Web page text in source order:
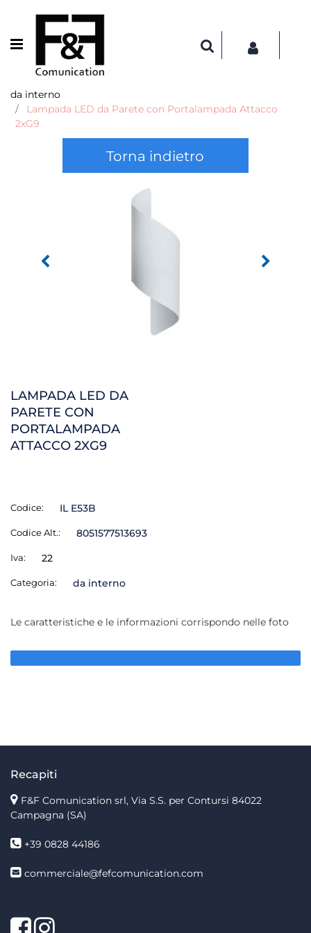
Open menu
da interno
Lampada LED da Parete con Portalampada Attacco
2xG9
Torna indietro
LAMPADA LED DA
PARETE CON
PORTALAMPADA
ATTACCO 2XG9
Codice: IL E53B
Codice Alt.: 8051577513693
Iva: 22
Categoria: da interno
Le caratteristiche e le informazioni corrispondo nelle foto
Recapiti
F&F Comunication srl, Via S.S. per Contursi 84022
Campagna (SA)
+39 0828 44186
commerciale@fefcomunication.com
Facebook
Twitter